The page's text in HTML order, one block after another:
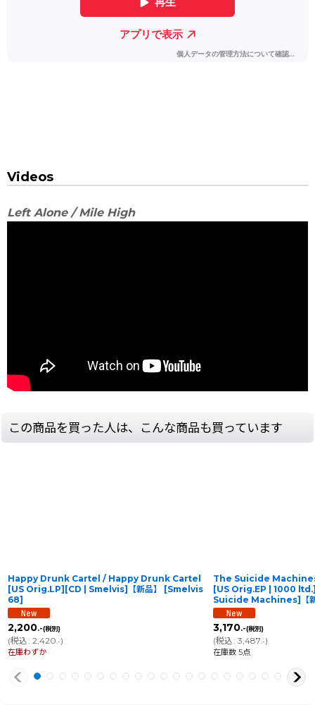
Videos
Left Alone ‎/ Mile High
この商品を買った人は、こんな商品も買っています
Happy Drunk Cartel / Happy Drunk Cartel
[US Orig.LP][CD | Smelvis]【新品】
[Smelvis
68]
2,200.-(税別)
(税込: 2,420 .-)
在庫わずか
The Suicide
[US Orig.EP | 1000
Suicide Machines]【
3,170.-(税別)
(税込: 3,487 .-)
在庫数 5点